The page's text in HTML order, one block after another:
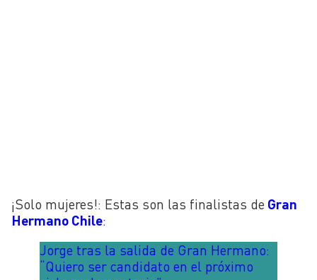
¡Solo mujeres!: Estas son las finalistas de Gran
Hermano Chile:
Jorge tras la salida de Gran Hermano:
“Quiero ser candidato en el próximo